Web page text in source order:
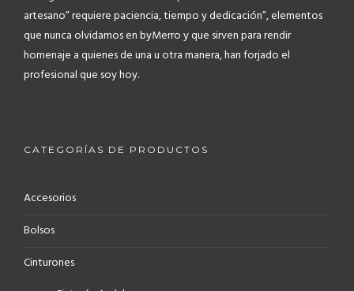
artesano” requiere paciencia, tiempo y dedicación”, elementos
que nunca olvidamos en byMerro y que sirven para rendir
homenaje a quienes de una u otra manera, han forjado el
profesional que soy hoy.
CATEGORÍAS DE PRODUCTOS
Accesorios
Bolsos
Cinturones